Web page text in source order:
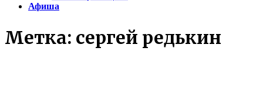
Афиша
Метка: сергей редькин